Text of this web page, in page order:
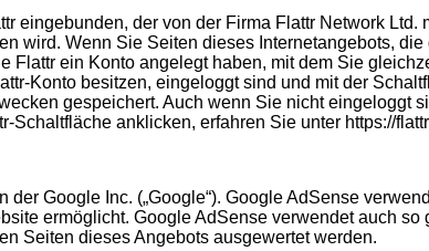
eingebunden, der von der Firma Flattr Network Ltd.
wird. Wenn Sie Seiten dieses Internetangebots,
ein Konto angelegt haben, mit dem Sie
Konto besitzen, eingeloggt sind und mit der
gespeichert. Auch wenn Sie nicht eingeloggt
anklicken, erfahren Sie unter https://
Google Inc. („Google“). Google AdSense
ermöglicht. Google AdSense verwendet auch
Seiten dieses Angebots ausgewertet werden.